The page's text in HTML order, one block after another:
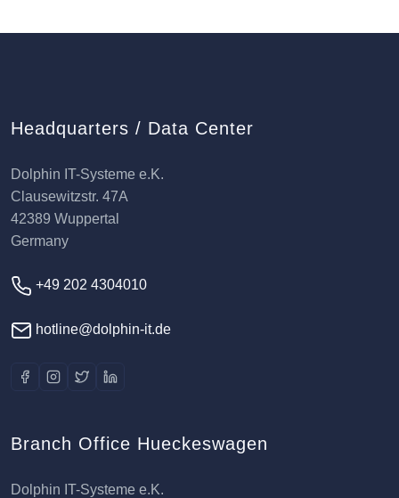
Headquarters / Data Center
Dolphin IT-Systeme e.K.
Clausewitzstr. 47A
42389 Wuppertal
Germany
+49 202 4304010
hotline@dolphin-it.de
Branch Office Hueckeswagen
Dolphin IT-Systeme e.K.